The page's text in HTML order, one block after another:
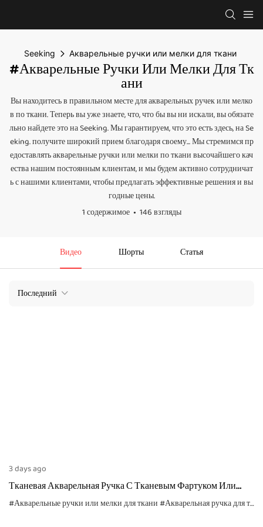
Seeking Акварельные ручки или мелки для ткани
#Акварельные Ручки Или Мелки Для Тк
Ани
Вы находитесь в правильном месте для акварельных ручек или мелко
в по ткани. Теперь вы уже знаете, что, что бы вы ни искали, вы обязате
льно найдете это на Seeking. Мы гарантируем, что это есть здесь, на Se
eking. получите широкий прием благодаря своему... Мы стремимся пр
едоставлять акварельные ручки или мелки по ткани высочайшего кач
ества нашим постоянным клиентам, и мы будем активно сотрудничат
ь с нашими клиентами, чтобы предлагать эффективные решения и вы
годные цены.
1 содержимое
146 взгляды
Видео Шорты Статья
Последний
3 days ago
Тканевая Акварельная Ручка С Тканевым Фартуком Или
Тканевой Сумкой
#Акварельные ручки или мелки для ткани#Акварельная ручка для ткани